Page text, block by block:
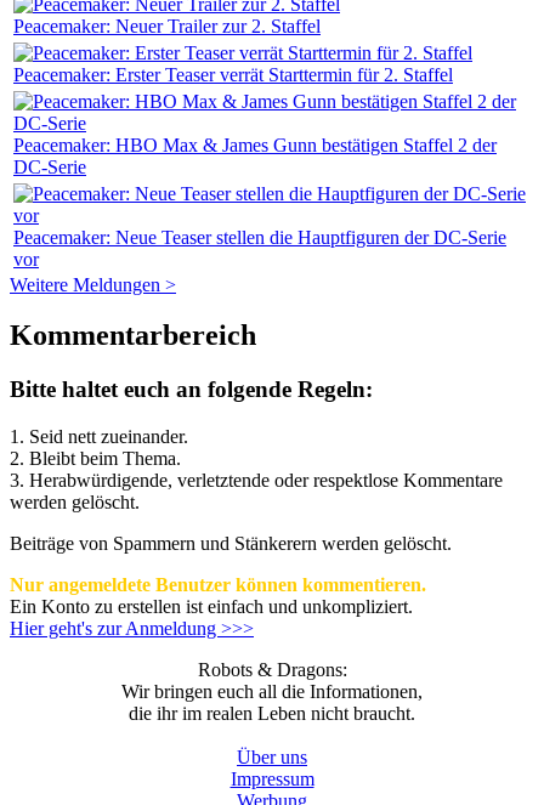
Peacemaker: Neuer Trailer zur 2. Staffel
Peacemaker: Erster Teaser verrät Starttermin für 2. Staffel
Peacemaker: HBO Max & James Gunn bestätigen Staffel 2 der
DC-Serie
Peacemaker: Neue Teaser stellen die Hauptfiguren der DC-Serie
vor
Weitere Meldungen >
Kommentarbereich
Bitte haltet euch an folgende Regeln:
1. Seid nett zueinander.
2. Bleibt beim Thema.
3. Herabwürdigende, verletztende oder respektlose Kommentare
werden gelöscht.
Beiträge von Spammern und Stänkerern werden gelöscht.
Nur angemeldete Benutzer können kommentieren.
Ein Konto zu erstellen ist einfach und unkompliziert.
Hier geht's zur Anmeldung >>>
Robots & Dragons:
Wir bringen euch all die Informationen,
die ihr im realen Leben nicht braucht.
Über uns
Impressum
Werbung